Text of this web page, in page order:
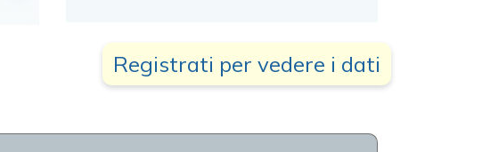
Registrati per vedere i dati